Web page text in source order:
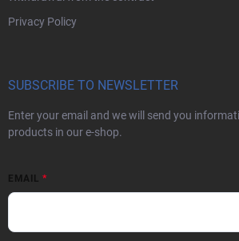
Privacy Policy
SUBSCRIBE TO NEWSLETTER
Enter your email and we will send you
products in our e-shop.
EMAIL